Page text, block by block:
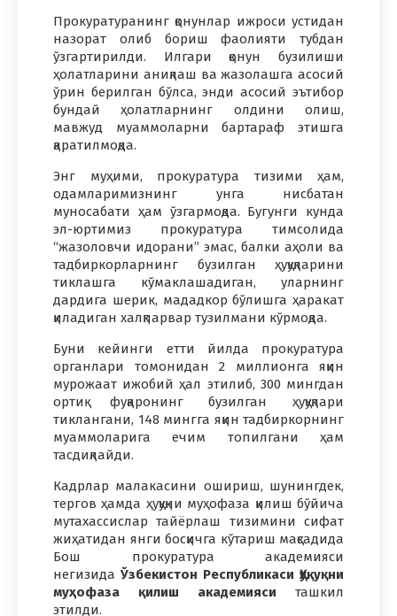
Прокуратуранинг қонунлар ижроси устидан
назорат олиб бориш фаолияти тубдан
ўзгартирилди. Илгари қонун бузилиши
ҳолатларини аниқлаш ва жазолашга асосий
ўрин берилган бўлса, энди асосий эътибор
бундай ҳолатларнинг олдини олиш,
мавжуд муаммоларни бартараф этишга
қаратилмоқда.
Энг муҳими, прокуратура тизими ҳам,
одамларимизнинг унга нисбатан
муносабати ҳам ўзгармоқда. Бугунги кунда
эл-юртимиз прокуратура тимсолида
“жазоловчи идорани” эмас, балки аҳоли ва
тадбиркорларнинг бузилган ҳуқуқларини
тиклашга кўмаклашадиган, уларнинг
дардига шерик, мададкор бўлишга ҳаракат
қиладиган халқпарвар тузилмани кўрмоқда.
Буни кейинги етти йилда прокуратура
органлари томонидан 2 миллионга яқин
мурожаат ижобий ҳал этилиб, 300 мингдан
ортиқ фуқаронинг бузилган ҳуқуқлари
тиклангани, 148 мингга яқин тадбиркорнинг
муаммоларига ечим топилгани ҳам
тасдиқлайди.
Кадрлар малакасини ошириш, шунингдек,
тергов ҳамда ҳуқуқни муҳофаза қилиш бўйича
мутахассислар тайёрлаш тизимини сифат
жиҳатидан янги босқичга кўтариш мақсадида
Бош прокуратура академияси
негизида Ўзбекистон Республикаси Ҳуқуқни
муҳофаза қилиш академияси ташкил
этилди.